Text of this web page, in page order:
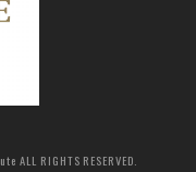
RIGHTS RESERVED.